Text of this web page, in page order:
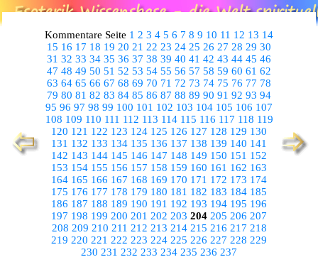
Kommentare Seite 1 2 3 4 5 6 7 8 9 10 11 12 13 14
15 16 17 18 19 20 21 22 23 24 25 26 27 28 29 30
31 32 33 34 35 36 37 38 39 40 41 42 43 44 45 46
47 48 49 50 51 52 53 54 55 56 57 58 59 60 61 62
63 64 65 66 67 68 69 70 71 72 73 74 75 76 77 78
79 80 81 82 83 84 85 86 87 88 89 90 91 92 93 94
95 96 97 98 99 100 101 102 103 104 105 106 107
108 109 110 111 112 113 114 115 116 117 118 119
120 121 122 123 124 125 126 127 128 129 130
131 132 133 134 135 136 137 138 139 140 141
142 143 144 145 146 147 148 149 150 151 152
153 154 155 156 157 158 159 160 161 162 163
164 165 166 167 168 169 170 171 172 173 174
175 176 177 178 179 180 181 182 183 184 185
186 187 188 189 190 191 192 193 194 195 196
197 198 199 200 201 202 203 204 205 206 207
208 209 210 211 212 213 214 215 216 217 218
219 220 221 222 223 224 225 226 227 228 229
230 231 232 233 234 235 236 237